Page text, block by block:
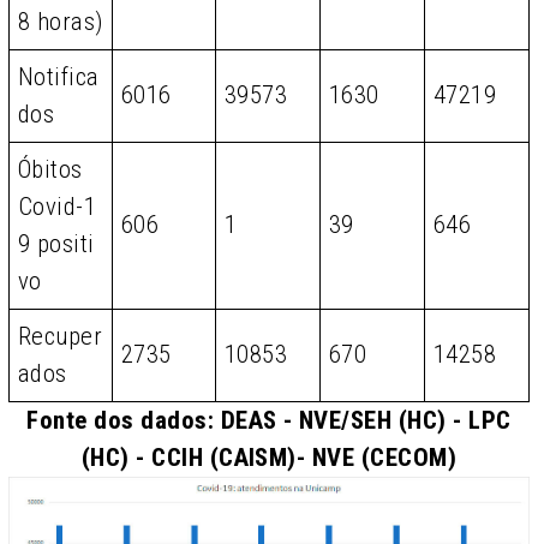
8 horas)
Notifica
dos
6016 39573 1630 47219
Óbitos
Covid-1
9 positi
vo
606 1 39 646
Recuper
ados
2735 10853 670 14258
Fonte dos dados: DEAS - NVE/SEH (HC) - LPC
(HC) - CCIH (CAISM)- NVE (CECOM)